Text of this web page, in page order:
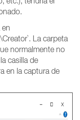
en
La carpeta
normalmente no
casilla de
en la captura de